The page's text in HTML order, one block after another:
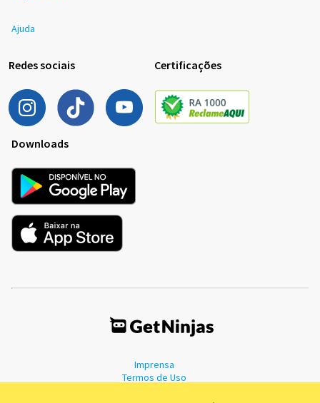
Ajuda
Redes sociais Certificações
Downloads
Imprensa
Termos de Uso